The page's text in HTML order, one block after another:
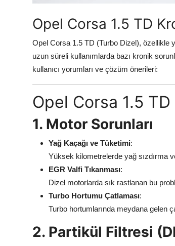
Dizel Sistemler
Multimedya & Elektronik
Opel Corsa 1.5 TD
Opel Corsa 1.5 TD (Turbo Dizel), özellikle
uzun süreli kullanımlarda bazı kronik
kullanıcı yorumları ve çözüm önerileri:
Opel Corsa 1.5
1. Motor Sorunları
Yağ Kaçağı ve Tüketimi:
Yüksek kilometrelerde yağ sızdırma
EGR Valfi Tıkanması:
Dizel motorlarda sık rastlanan bu
Turbo Hortumu Çatlaması:
Turbo hortumlarında meydana gelen
2. Partikül Filtresi